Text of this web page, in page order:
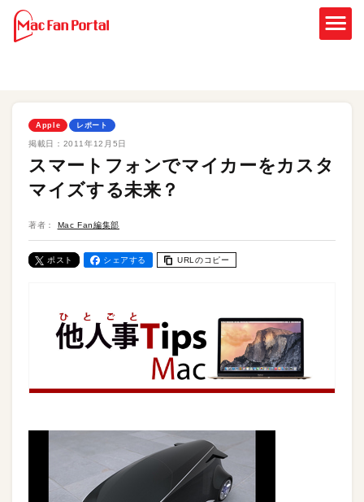
Apple レポート
掲載日： 2011年12月5日
スマートフォンでマイカーをカスタ
マイズする未来？
著者： Mac Fan編集部
ポスト シェアする URLのコピー